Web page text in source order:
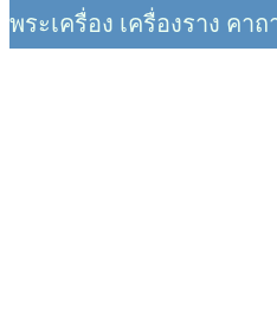
พระเครื่อง เครื่องราง คา